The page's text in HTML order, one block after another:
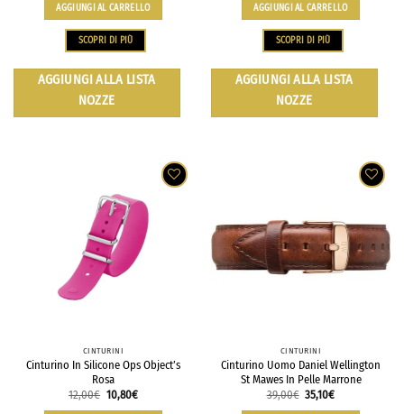
AGGIUNGI AL CARRELLO
SCOPRI DI PIÙ
AGGIUNGI ALLA LISTA
NOZZE
AGGIUNGI AL CARRELLO
SCOPRI DI PIÙ
AGGIUNGI ALLA LISTA
NOZZE
CINTURINI
Cinturino In Silicone Ops Object’s
Rosa
12,00€ 10,80€
CINTURINI
Cinturino Uomo Daniel Wellington
St Mawes In Pelle Marrone
39,00€ 35,10€